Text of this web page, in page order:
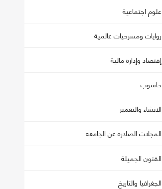
علوم اجتماعية
روايات ومسرحيات عالمية
إقتصاد وإدارة مالية
حاسوب
الانشاء والتعمير
المجلات الصادره عن الجامعه
الفنون الجميلة
الجغرافيا والتاريخ